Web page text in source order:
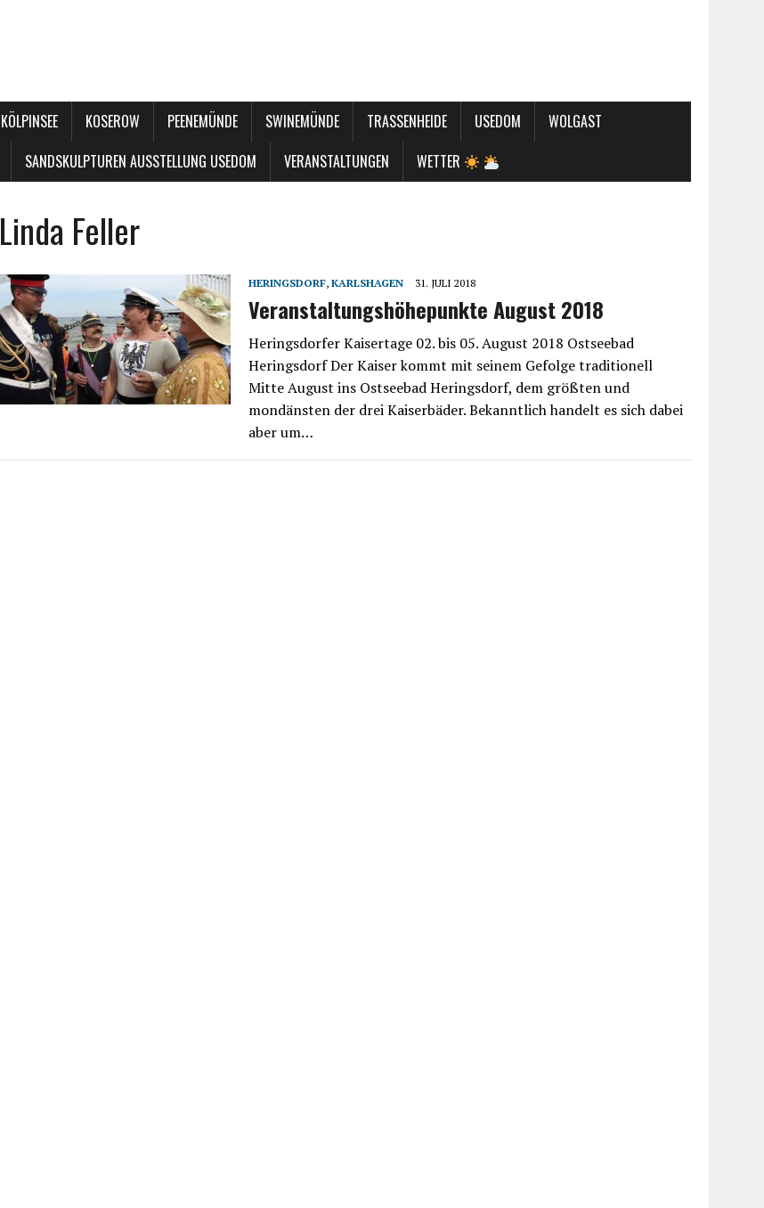
KÖLPINSEE KOSEROW PEENEMÜNDE SWINEMÜNDE TRASSENHEIDE USEDOM
WOLGAST
SANDSKULPTUREN AUSSTELLUNG USEDOM VERANSTALTUNGEN WETTER
Linda Feller
HERINGSDORF,KARLSHAGEN 31. JULI 2018
Veranstaltungshöhepunkte August 2018
Heringsdorfer Kaisertage 02. bis 05. August 2018 Ostseebad
Heringsdorf Der Kaiser kommt mit seinem Gefolge traditionell
Mitte August ins Ostseebad Heringsdorf, dem größten und
mondänsten der drei Kaiserbäder. Bekanntlich handelt es sich dabei
aber um…